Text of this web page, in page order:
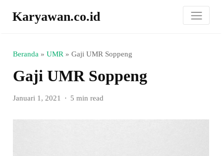
Karyawan.co.id
Beranda »UMR »Gaji UMR Soppeng
Gaji UMR Soppeng
Januari 1, 2021 5 min read